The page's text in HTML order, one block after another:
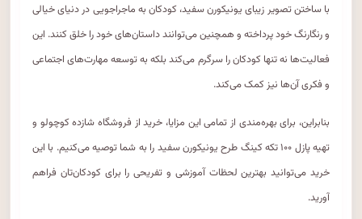
با ساختن تصویر زیبای یونیکورن سفید، کودکان به ماجراجویی در دنیای خیالی
و رنگارنگ خود پرداخته و همچنین می‌توانند داستان‌های خود را خلق کنند. این
فعالیت‌ها نه تنها کودکان را سرگرم می‌کند بلکه به توسعه مهارت‌های اجتماعی
و فکری آن‌ها نیز کمک می‌کند.
بنابراین، برای بهره‌مندی از تمامی این مزایا، خرید از فروشگاه شازده کوچولو و
تهیه پازل ۱۰۰ تکه کینگ طرح یونیکورن سفید را به شما توصیه می‌کنیم. با این
خرید می‌توانید بهترین لحظات آموزشی و تفریحی را برای کودکان‌تان فراهم
آورید.